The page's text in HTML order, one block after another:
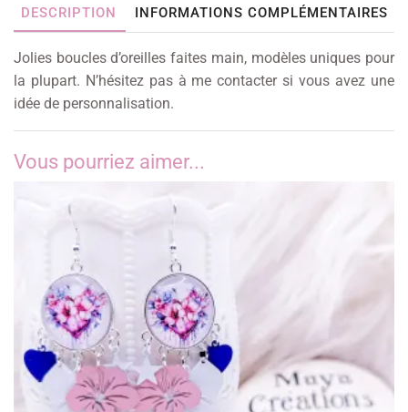
DESCRIPTION INFORMATIONS COMPLÉMENTAIRES
Jolies boucles d’oreilles faites main, modèles uniques pour
la plupart. N’hésitez pas à me contacter si vous avez une
idée de personnalisation.
Vous pourriez aimer...